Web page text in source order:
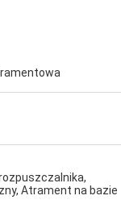
Atrament na bazie